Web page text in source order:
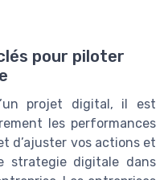
pour piloter
projet digital, il est
les performances
d’ajuster vos actions et
strategie digitale dans